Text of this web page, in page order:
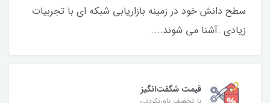
سطح دانش خود در زمینه بازاریابی شبکه ای با تجربیات
زیادی .آشنا می شوند....
قیمت شگفت‌انگیز